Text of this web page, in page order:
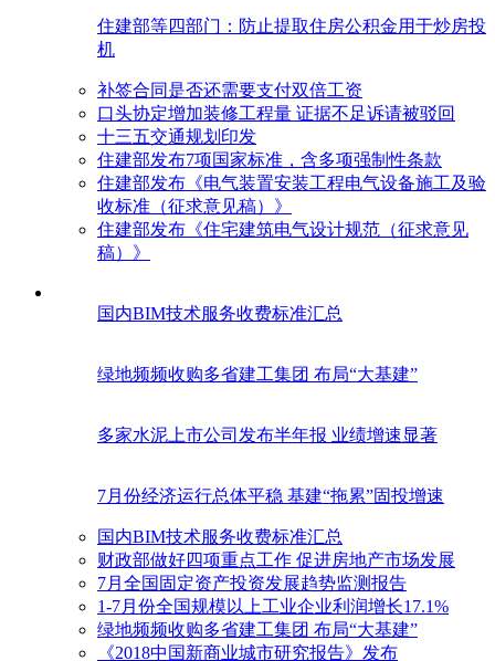
住建部等四部门：防止提取住房公积金用于炒房投
机
补签合同是否还需要支付双倍工资
口头协定增加装修工程量 证据不足诉请被驳回
十三五交通规划印发
住建部发布7项国家标准，含多项强制性条款
住建部发布《电气装置安装工程电气设备施工及验
收标准（征求意见稿）》
住建部发布《住宅建筑电气设计规范（征求意见
稿）》
国内BIM技术服务收费标准汇总
绿地频频收购多省建工集团 布局“大基建”
多家水泥上市公司发布半年报 业绩增速显著
7月份经济运行总体平稳 基建“拖累”固投增速
国内BIM技术服务收费标准汇总
财政部做好四项重点工作 促进房地产市场发展
7月全国固定资产投资发展趋势监测报告
1-7月份全国规模以上工业企业利润增长17.1%
绿地频频收购多省建工集团 布局“大基建”
《2018中国新商业城市研究报告》发布